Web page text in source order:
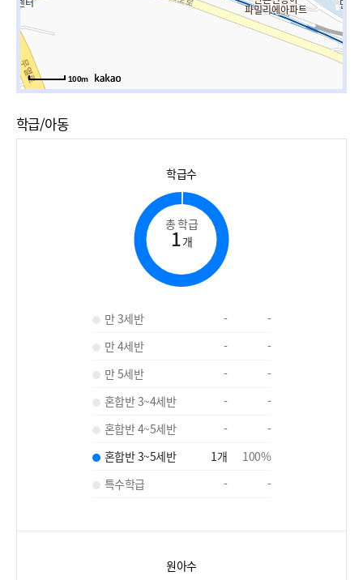
100m
학급/아동
학급수
총 학급
1개
만 3세반 -
-
만 4세반
-
-
만 5세반
-
-
혼합반 3~4세반
-
-
혼합반 4~5세반
-
-
혼합반 3~5세반
1개 100%
특수학급
- -
원아수